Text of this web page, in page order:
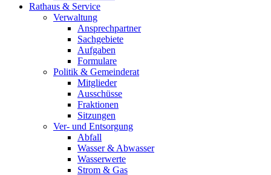
Rathaus & Service
Verwaltung
Ansprechpartner
Sachgebiete
Aufgaben
Formulare
Politik & Gemeinderat
Mitglieder
Ausschüsse
Fraktionen
Sitzungen
Ver- und Entsorgung
Abfall
Wasser & Abwasser
Wasserwerte
Strom & Gas